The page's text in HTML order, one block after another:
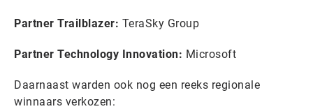
Partner Trailblazer: TeraSky Group
Partner Technology Innovation: Microsoft
Daarnaast warden ook nog een reeks regionale
winnaars verkozen: